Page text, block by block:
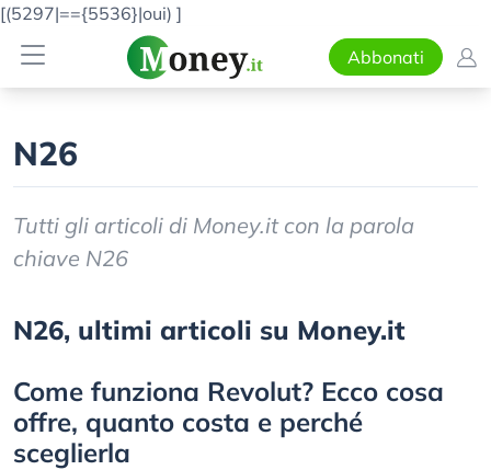
[(5297|=={5536}|oui) ]
Abbonati
N26
Tutti gli articoli di Money.it con la parola
chiave N26
N26, ultimi articoli su Money.it
Come funziona Revolut? Ecco cosa
offre, quanto costa e perché
sceglierla